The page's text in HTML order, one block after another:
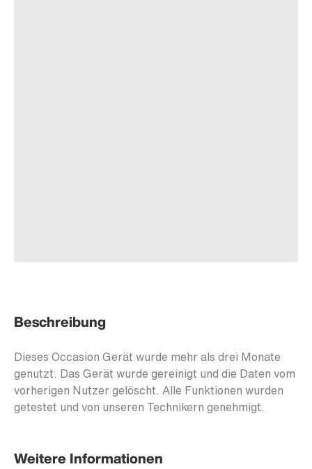
Beschreibung
Dieses Occasion Gerät wurde mehr als drei Monate
genutzt. Das Gerät wurde gereinigt und die Daten vom
vorherigen Nutzer gelöscht. Alle Funktionen wurden
getestet und von unseren Technikern genehmigt.
Weitere Informationen